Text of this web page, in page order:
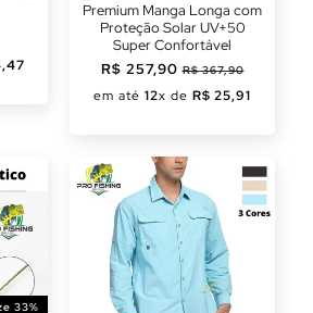
Premium Manga Longa com
Proteção Solar UV+50
Super Confortável
Preço
normal
R$ 257,90 Preço
promocional
R$ 367,90
em até 12x de R$ 25,91
33%